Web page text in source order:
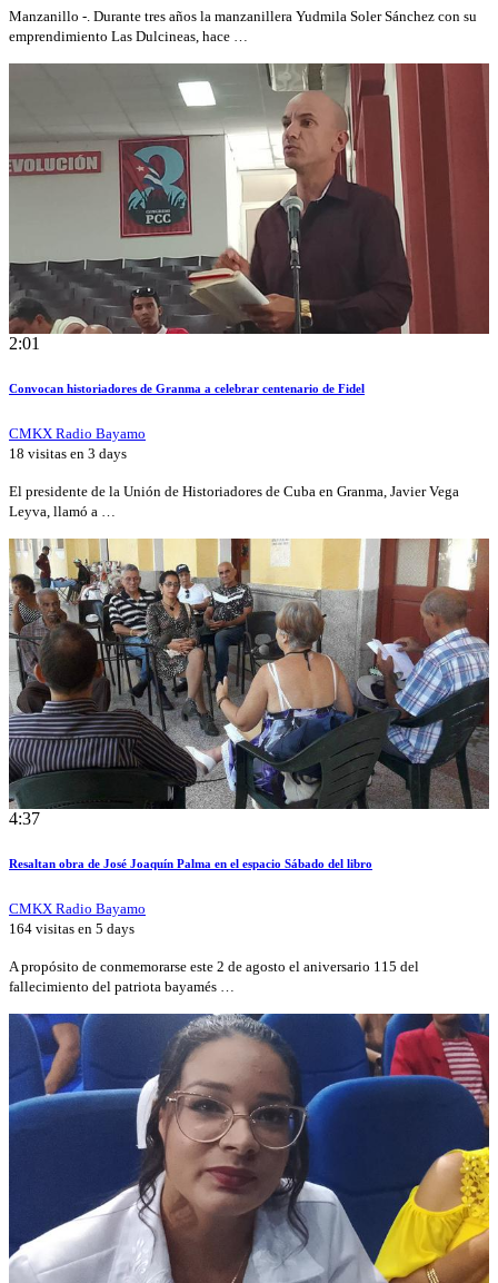
Manzanillo -. Durante tres años la manzanillera Yudmila Soler Sánchez con su
emprendimiento Las Dulcineas, hace …
2:01
Convocan historiadores de Granma a celebrar centenario de Fidel
CMKX Radio Bayamo
18 visitas en 3 days
El presidente de la Unión de Historiadores de Cuba en Granma, Javier Vega
Leyva, llamó a …
4:37
Resaltan obra de José Joaquín Palma en el espacio Sábado del libro
CMKX Radio Bayamo
164 visitas en 5 days
A propósito de conmemorarse este 2 de agosto el aniversario 115 del
fallecimiento del patriota bayamés …